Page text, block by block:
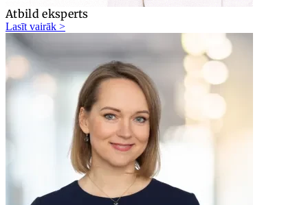
Atbild eksperts
Lasīt vairāk >